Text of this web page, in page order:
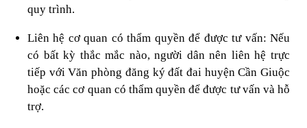
quy trình.
Liên hệ cơ quan có thẩm quyền để được tư vấn: Nếu
có bất kỳ thắc mắc nào, người dân nên liên hệ trực
tiếp với Văn phòng đăng ký đất đai huyện Cần Giuộc
hoặc các cơ quan có thẩm quyền để được tư vấn và hỗ
trợ.